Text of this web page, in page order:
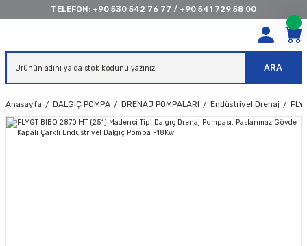
TELEFON: +90 530 542 76 77 / +90 541 729 58 00
ARA
Anasayfa DALGIÇ POMPA DRENAJ POMPALARI Endüstriyel Drenaj